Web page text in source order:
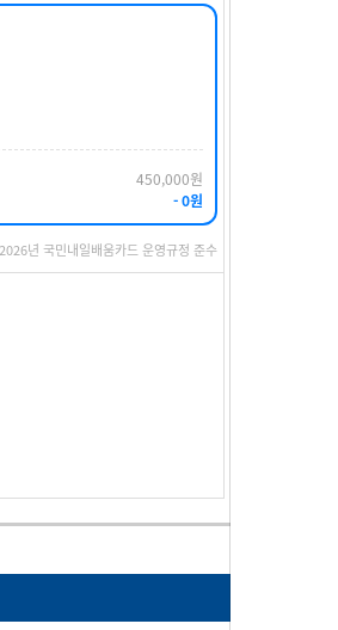
450,000원
- 0원
년 국민내일배움카드 운영규정 준수